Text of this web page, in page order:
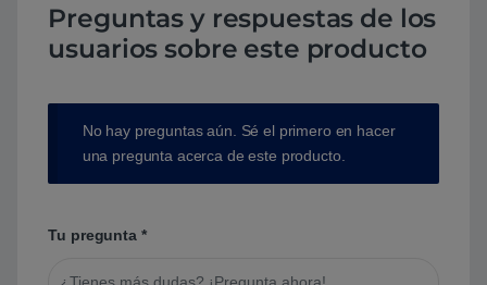
Preguntas y respuestas de los
usuarios sobre este producto
No hay preguntas aún. Sé el primero en hacer
una pregunta acerca de este producto.
Tu pregunta *